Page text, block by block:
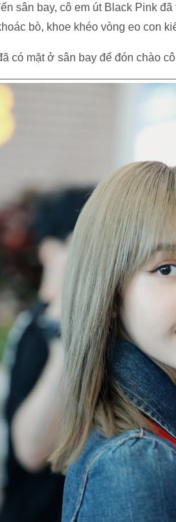
sân bay, cô em út Black Pink
bò, khoe khéo vòng eo con
có mặt ở sân bay để đón chào